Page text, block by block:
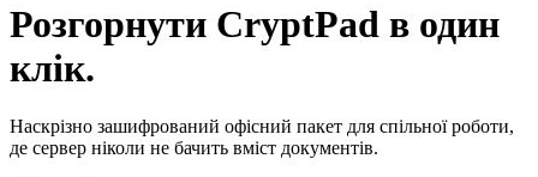
Розгорнути CryptPad в один
клік.
Наскрізно зашифрований офісний пакет для спільної роботи,
де сервер ніколи не бачить вміст документів.